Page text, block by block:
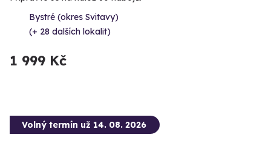
Bystré (okres Svitavy)
(+ 28 dalších lokalit)
1 999 Kč
Volný termín už 14. 08. 2026